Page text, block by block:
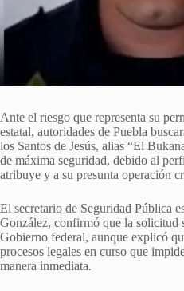
Ante el riesgo que representa su
estatal, autoridades de Puebla
los Santos de Jesús, alias “El
de máxima seguridad, debido al
atribuye y a su presunta operación
El secretario de Seguridad Pública
González, confirmó que la solicitud
Gobierno federal, aunque explicó
procesos legales en curso que
manera inmediata.